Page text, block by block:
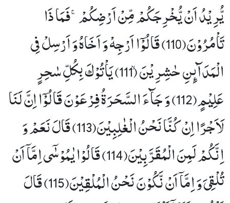
یُّرِیْدُ اَنْ یُّخْرِجَكُمْ مِّنْ اَرْضِكُمْۚ-فَمَا ذَا
تَاْمُرُوْنَ(110) قَالُوْۤا اَرْجِهْ وَ اَخَاهُ وَ اَرْسِلْ فِی
الْمَدَآىٕنِ حٰشِرِیْنَۙ (111) یَاْتُوْكَ بِكُلِّ سٰحِرٍ
عَلِیْمٍ(112) وَ جَآءَ السَّحَرَةُ فِرْعَوْنَ قَالُوْۤا اِنَّ لَنَا
لَاَجْرًا اِنْ كُنَّا نَحْنُ الْغٰلِبِیْنَ(113) قَالَ نَعَمْ وَ
اِنَّكُمْ لَمِنَ الْمُقَرَّبِیْنَ(114) قَالُوْا یٰمُوْسٰۤى اِمَّاۤ اَنْ
تُلْقِیَ وَ اِمَّاۤ اَنْ نَّكُوْنَ نَحْنُ الْمُلْقِیْنَ(115) قَالَ